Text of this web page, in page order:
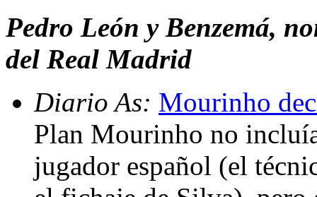
Pedro León y Benzemá,
del Real Madrid
Diario As: Mourinho
Plan Mourinho no
jugador español (el